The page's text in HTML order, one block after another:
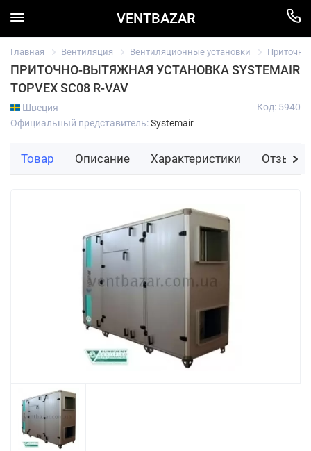
VENTBAZAR
Главная Вентиляция Вентиляционные установки
ПРИТОЧНО-ВЫТЯЖНАЯ УСТАНОВКА SYSTEMAIR
TOPVEX SC08 R-VAV
Швеция
Официальный представитель:Systemair
Код: 5940
Товар Описание Характеристики Отзывы